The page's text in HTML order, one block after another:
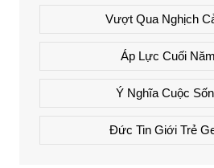
Vượt Qua Nghịch
Áp Lực Cuối Năm
Ý Nghĩa Cuộc
Đức Tin Giới Trẻ